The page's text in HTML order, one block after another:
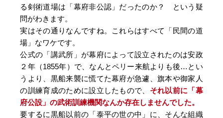
る剣術道場は「幕府非公認」だったのか？ という疑
問がわきます。
実はその通りなんですね。これらはすべて「民間の道
場」なワケです。
公式の「講武所」が幕府によって設立されたのは安政
２年（1855年）で、なんとペリー来航よりも後…とい
うより、黒船来襲に慌てた幕府が急遽、旗本や御家人
の訓練育成のために設立したもので、 それ以前に「幕
府公設」の武術訓練機関なんか存在しませんでした。
要するに黒船以前の「泰平の世の中」に、そんな組織